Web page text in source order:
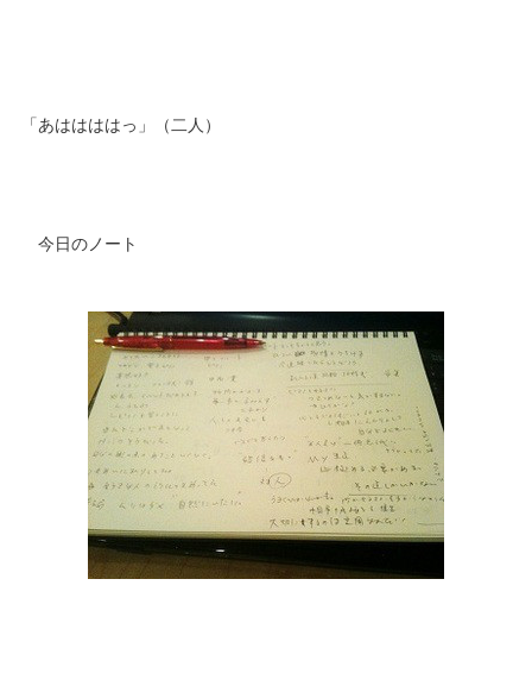
「あははははっ」（二人）
今日のノート